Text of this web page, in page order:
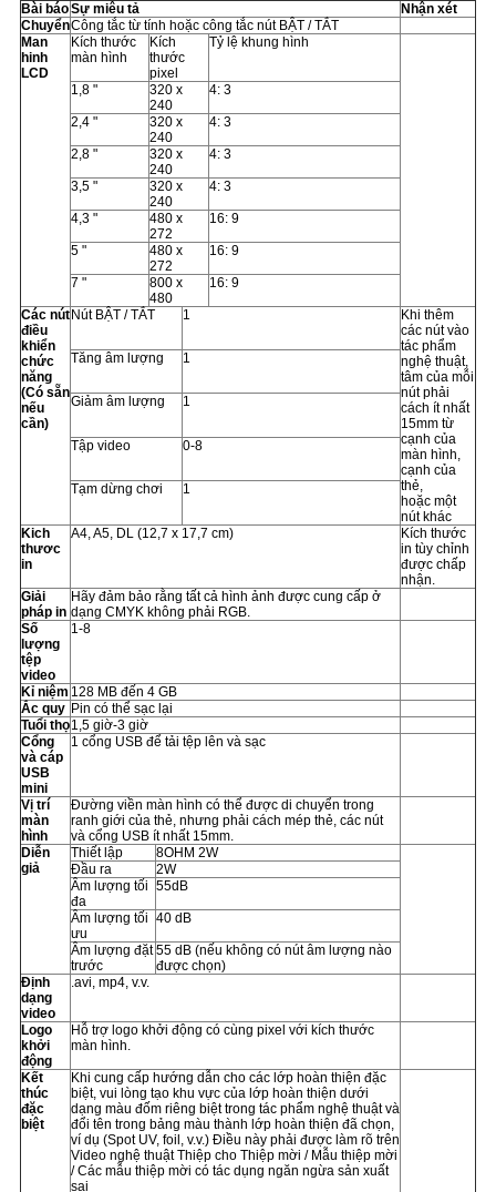
Bài báoSự miêu tả
Nhận xét
ChuyểnCông tắc từ tính hoặc công tắc nút BẬT / TẮT
Man
hinh
LCD
Kích thước
màn hình
Kích
thước
pixel
Tỷ lệ khung hình
1,8 "
320 x
240
4: 3
2,4 "
320 x
240
4: 3
2,8 "
320 x
240
4: 3
3,5 "
320 x
240
4: 3
4,3 "
480 x
272
16: 9
5 "
480 x
272
16: 9
7 "
800 x
480
16: 9
Các nút
điều
khiển
chức
năng
(Có sẵn
nếu
cần)
Nút BẬT / TẮT 1
Khi thêm
các nút vào
tác phẩm
nghệ thuật,
tâm của mỗi
nút phải
cách ít nhất
15mm từ
cạnh của
màn hình,
cạnh của
thẻ,
hoặc một
nút khác
Tăng âm lượng 1
Giảm âm lượng 1
Tập video 0-8
Tạm dừng chơi 1
Kich
thươc
in
A4, A5, DL (12,7 x 17,7 cm)
Kích thước
in tùy chỉnh
được chấp
nhận.
Giải
pháp in
Hãy đảm bảo rằng tất cả hình ảnh được cung cấp ở
dạng CMYK không phải RGB.
Số
lượng
tệp
video
1-8
Kỉ niệm 128 MB đến 4 GB
Ắc quy Pin có thể sạc lại
Tuổi thọ1,5 giờ-3 giờ
Cổng
và cáp
USB
mini
1 cổng USB để tải tệp lên và sạc
Vị trí
màn
hình
Đường viền màn hình có thể được di chuyển trong
ranh giới của thẻ, nhưng phải cách mép thẻ, các nút
và cổng USB ít nhất 15mm.
Diễn
giả
Thiết lập
8OHM 2W
Đầu ra
2W
Âm lượng tối
đa
55dB
Âm lượng tối
ưu
40 dB
Âm lượng đặt
trước
55 dB (nếu không có nút âm lượng nào
được chọn)
Định
dạng
video
.avi, mp4, v.v.
Logo
khởi
động
Hỗ trợ logo khởi động có cùng pixel với kích thước
màn hình.
Kết
thúc
đặc
biệt
Khi cung cấp hướng dẫn cho các lớp hoàn thiện đặc
biệt, vui lòng tạo khu vực của lớp hoàn thiện dưới
dạng màu đốm riêng biệt trong tác phẩm nghệ thuật và
đổi tên trong bảng màu thành lớp hoàn thiện đã chọn,
ví dụ (Spot UV, foil, v.v.) Điều này phải được làm rõ trên
Video nghệ thuật Thiệp cho Thiệp mời / Mẫu thiệp mời
/ Các mẫu thiệp mời có tác dụng ngăn ngừa sản xuất
sai